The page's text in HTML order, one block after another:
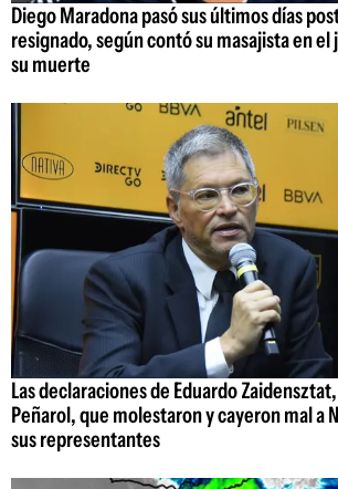
Diego Maradona pasó sus últimos días
resignado, según contó su masajista en
su muerte
Las declaraciones de Eduardo
Peñarol, que molestaron y cayeron mal a
sus representantes